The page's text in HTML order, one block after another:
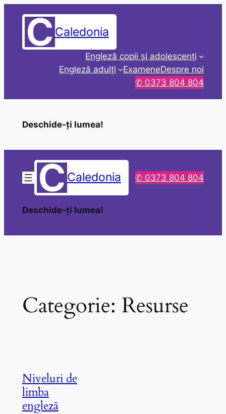
conținut
Caledonia
Engleză copii și adolescenți
Engleză adulți
ExameneDespre noi
✆ 0373 804 804
Deschide-ți lumea!
Caledonia ✆ 0373 804 804
Deschide-ți lumea!
Categorie: Resurse
Niveluri de
limba
engleză